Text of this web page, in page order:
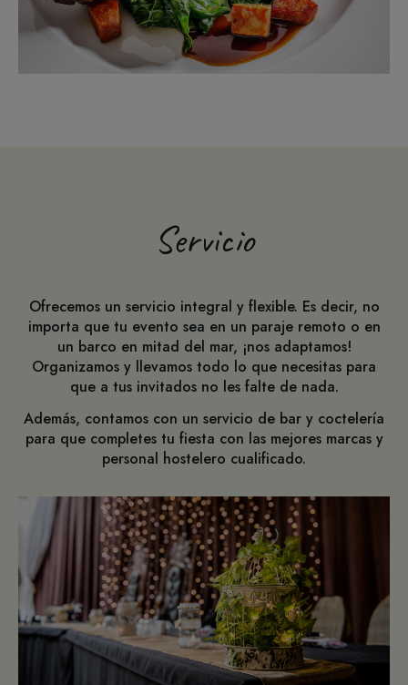
Servicio
Ofrecemos un servicio integral y flexible. Es decir, no
importa que tu evento sea en un paraje remoto o en
un barco en mitad del mar, ¡nos adaptamos!
Organizamos y llevamos todo lo que necesitas para
que a tus invitados no les falte de nada.
Además, contamos con un servicio de bar y coctelería
para que completes tu fiesta con las mejores marcas y
personal hostelero cualificado.